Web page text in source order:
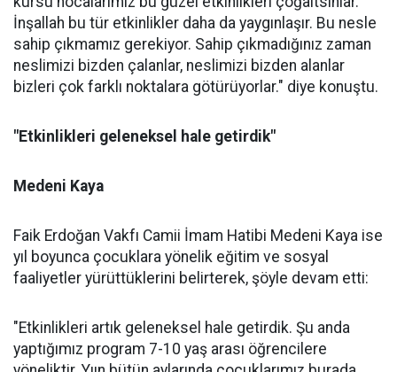
İnşallah bu tür etkinlikler daha da yaygınlaşır. Bu nesle
sahip çıkmamız gerekiyor. Sahip çıkmadığınız zaman
neslimizi bizden çalanlar, neslimizi bizden alanlar
bizleri çok farklı noktalara götürüyorlar." diye konuştu.
"Etkinlikleri geleneksel hale getirdik"
Medeni Kaya
Faik Erdoğan Vakfı Camii İmam Hatibi Medeni Kaya ise
yıl boyunca çocuklara yönelik eğitim ve sosyal
faaliyetler yürüttüklerini belirterek, şöyle devam etti:
"Etkinlikleri artık geleneksel hale getirdik. Şu anda
yaptığımız program 7-10 yaş arası öğrencilere